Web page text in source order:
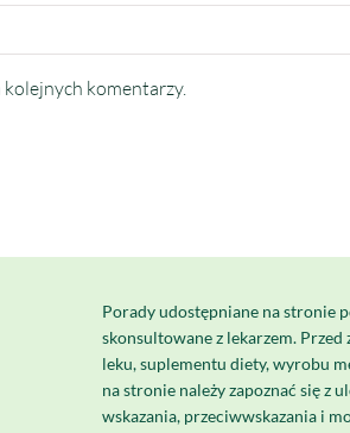
komentarzy.
Porady udostępniane na stronie
skonsultowane z lekarzem. Przed
leku, suplementu diety, wyrobu
na stronie należy zapoznać się z
wskazania, przeciwwskazania i